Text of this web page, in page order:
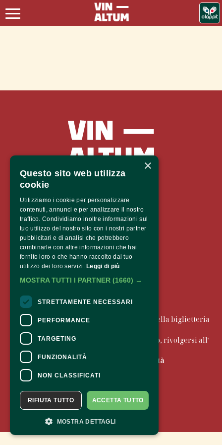
Vinaltum 2026
Castel Mareccio
Via Claudia de’ Medici 12,
39100 Bolzano
CONTATTI
Per informazioni e supporto all'acquisto della biglietteria
Per informazioni sul programma e l'evento, rivolgersi all'
Dichiarazione di accessibilità
×
Questo sito web utilizza
cookie
Utilizziamo i cookie per personalizzare
contenuti, annunci e per analizzare il nostro
traffico. Condividiamo inoltre informazioni sul
tuo utilizzo del nostro sito con i nostri partner
pubblicitari e di analisi che potrebbero
combinarle con altre informazioni che hai
fornito loro o che hanno raccolto dal tuo
utilizzo dei loro servizi. Leggi di più
MOSTRA TUTTI I PARTNER (1660) →
STRETTAMENTE NECESSARI
PERFORMANCE
TARGETING
FUNZIONALITÀ
NON CLASSIFICATI
ACCETTA TUTTO
RIFIUTA TUTTO
MOSTRA DETTAGLI